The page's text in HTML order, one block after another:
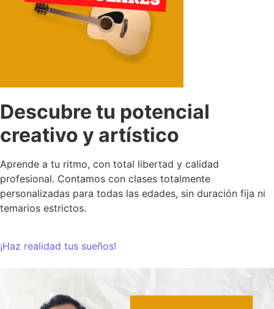
Descubre tu potencial
creativo y artístico
Aprende a tu ritmo, con total libertad y calidad
profesional. Contamos con clases totalmente
personalizadas para todas las edades, sin duración fija ni
temarios estrictos.
¡Haz realidad tus sueños!